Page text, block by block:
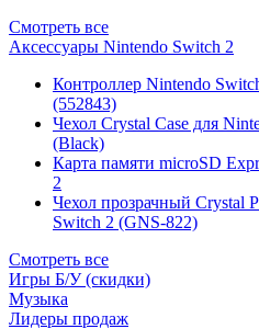
Смотреть все
Аксессуары Nintendo Switch 2
Контроллер Nintendo
(552843)
Чехол Сrystal Сase для
(Black)
Карта памяти microSD
2
Чехол прозрачный Crystal
Switch 2 (GNS-822)
Смотреть все
Игры Б/У (скидки)
Музыка
Лидеры продаж